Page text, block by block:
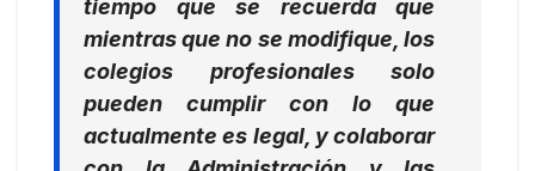
tiempo que se recuerda que
mientras que no se modifique, los
colegios profesionales solo
pueden cumplir con lo que
actualmente es legal, y colaborar